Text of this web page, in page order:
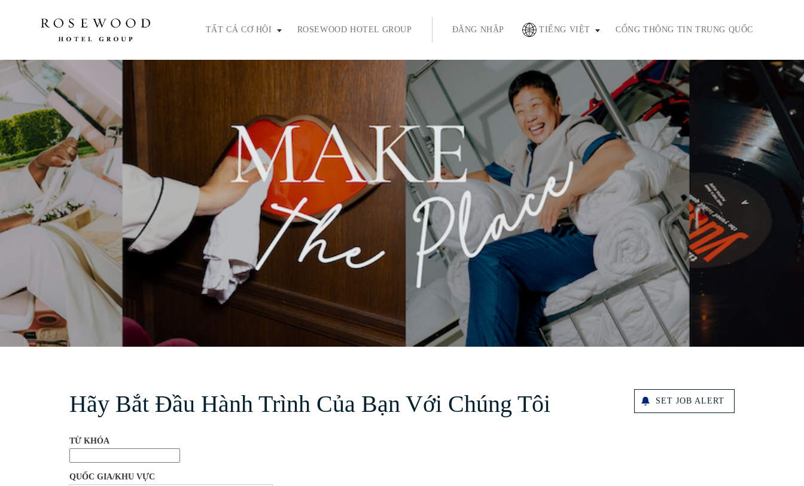
TẤT CẢ CƠ HỘI
ROSEWOOD HOTEL GROUP ĐĂNG NHẬP TIẾNG VIỆT CỔNG THÔNG TIN TRUNG QUỐC
Hãy Bắt Đầu Hành Trình Của Bạn Với Chúng Tôi SET JOB ALERT
Hãy bắt đầu hành trình của bạn với chúng tôi
TỪ KHÓA
QUỐC GIA/KHU VỰC